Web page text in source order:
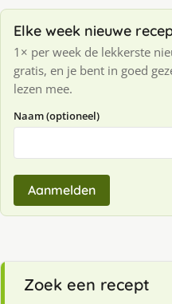
Elke week nieuwe
1× per week de lekkerste
gratis, en je bent in goed
lezen mee.
Naam (optioneel)
Aanmelden
Zoek een recept